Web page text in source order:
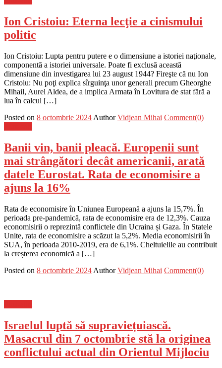
Ion Cristoiu: Eterna lecţie a cinismului
politic
Ion Cristoiu: Lupta pentru putere e o dimensiune a istoriei naţionale,
componentă a istoriei universale. Poate fi exclusă această
dimensiune din investigarea lui 23 august 1944? Fireşte că nu Ion
Cristoiu: Nu poţi explica sîrguinţa unor generali precum Gheorghe
Mihail, Aurel Aldea, de a implica Armata în Lovitura de stat fără a
lua în calcul […]
Posted on 8 octombrie 2024 Author Vidjean Mihai Comment(0)
Banii vin, banii pleacă. Europenii sunt
mai strângători decât americanii, arată
datele Eurostat. Rata de economisire a
ajuns la 16%
Rata de economisire în Uniunea Europeană a ajuns la 15,7%. În
perioada pre-pandemică, rata de economisire era de 12,3%. Cauza
economisirii o reprezintă conflictele din Ucraina și Gaza. În Statele
Unite, rata de economisire a scăzut la 5,2%. Media economisirii în
SUA, în perioada 2010-2019, era de 6,1%. Cheltuielile au contribuit
la creșterea economică a […]
Posted on 8 octombrie 2024 Author Vidjean Mihai Comment(0)
Israelul luptă să supraviețuiască.
Masacrul din 7 octombrie stă la originea
conflictului actual din Orientul Mijlociu